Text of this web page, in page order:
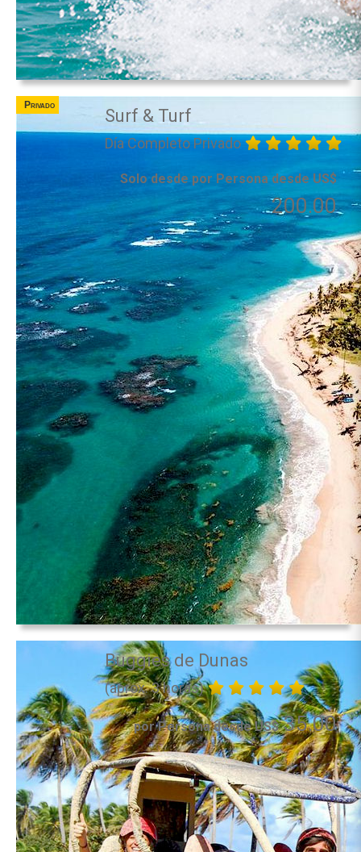
Privado
Surf & Turf
Día Completo Privado
Solo desde por Persona desde US$
200.00
Buggies de Dunas
(aprox. 3 horas)
por Persona desde US$35.00